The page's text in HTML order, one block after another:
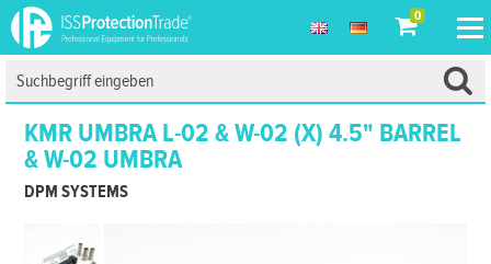
0
KMR UMBRA L-02 & W-02 (X) 4.5" BARREL
& W-02 UMBRA
DPM SYSTEMS